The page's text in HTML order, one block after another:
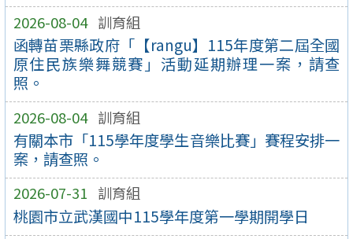
2026-08-04 訓育組
函轉苗栗縣政府「【rangu】115年度第二屆全國
原住民族樂舞競賽」活動延期辦理一案，請查
照。
2026-08-04 訓育組
有關本市「115學年度學生音樂比賽」賽程安排一
案，請查照。
2026-07-31 訓育組
桃園市立武漢國中115學年度第一學期開學日